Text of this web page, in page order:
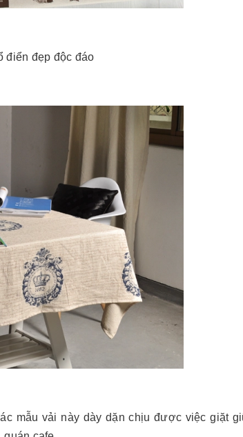
điển đẹp độc đáo
mẫu vải này dày dặn chịu được việc giặt